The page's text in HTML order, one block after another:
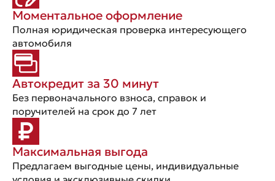
Моментальное оформление
Полная юридическая проверка интересующего
автомобиля
Автокредит за 30 минут
Без первоначального взноса, справок и
поручителей на срок до 7 лет
Максимальная выгода
Предлагаем выгодные цены, индивидуальные